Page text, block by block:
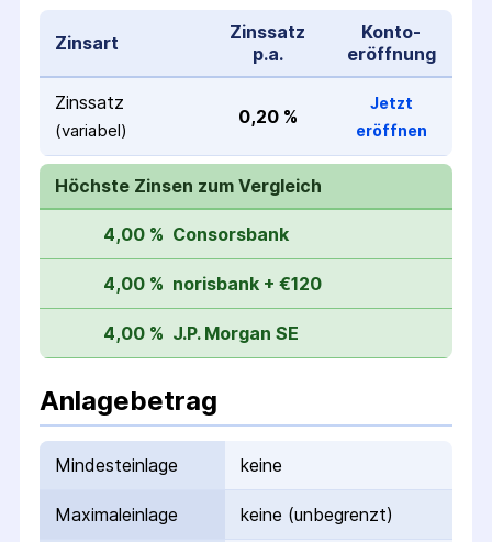
Zinsart
Zinssatz
p.a.
Konto­
eröffnung
Zinssatz
(variabel)
0,20 %
Jetzt
eröffnen
Höchste Zinsen zum Vergleich
4,00 % Consorsbank
4,00 % norisbank + €120
4,00 % J.P. Morgan SE
Anlagebetrag
Mindesteinlage keine
Maximaleinlage keine (unbegrenzt)